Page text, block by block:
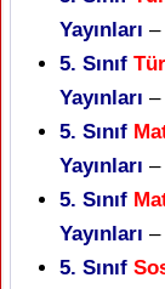
Yayınları –
5. Sınıf
Yayınları –
5. Sınıf
Yayınları –
5. Sınıf
Yayınları –
5. Sınıf